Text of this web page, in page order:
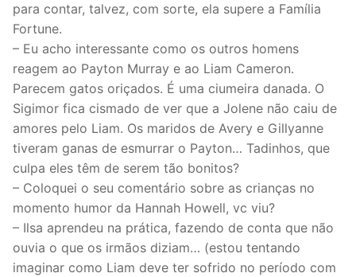
para contar, talvez, com sorte, ela supere a Família
Fortune.
– Eu acho interessante como os outros homens
reagem ao Payton Murray e ao Liam Cameron.
Parecem gatos oriçados. É uma ciumeira danada. O
Sigimor fica cismado de ver que a Jolene não caiu de
amores pelo Liam. Os maridos de Avery e Gillyanne
tiveram ganas de esmurrar o Payton… Tadinhos, que
culpa eles têm de serem tão bonitos?
– Coloquei o seu comentário sobre as crianças no
momento humor da Hannah Howell, vc viu?
– Ilsa aprendeu na prática, fazendo de conta que não
ouvia o que os irmãos diziam… (estou tentando
imaginar como Liam deve ter sofrido no período com